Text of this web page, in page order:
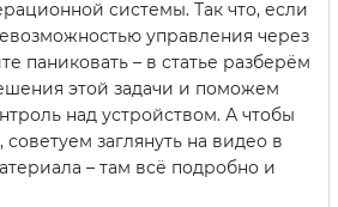
системы. Так что, если
управления через
паниковать – в статье разберём
этой задачи и поможем
над устройством. А чтобы
заглянуть на видео в
– там всё подробно и